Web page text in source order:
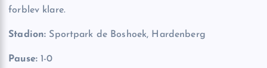
forblev klare.
Stadion: Sportpark de Boshoek, Hardenberg
Pause:1-0